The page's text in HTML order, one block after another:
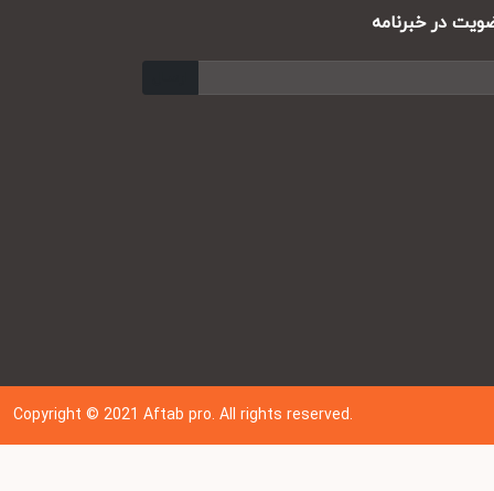
در خبرنامه
Copyright © 202 1Aftab pro. All rights reserved.